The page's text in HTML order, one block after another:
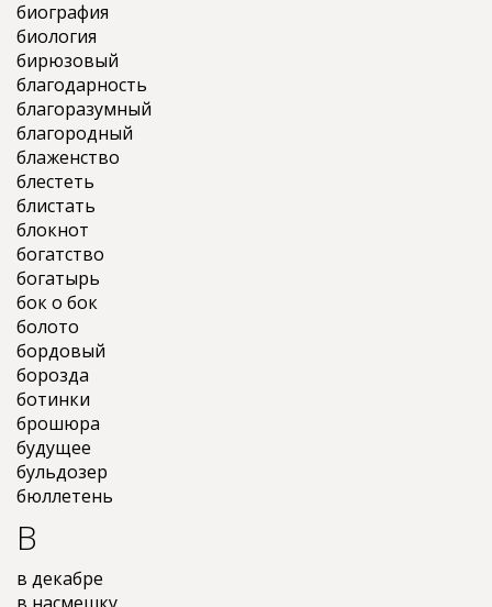
биография
биология
бирюзовый
благодарность
благоразумный
благородный
блаженство
блестеть
блистать
блокнот
богатство
богатырь
бок о бок
болото
бордовый
борозда
ботинки
брошюра
будущее
бульдозер
бюллетень
В
в декабре